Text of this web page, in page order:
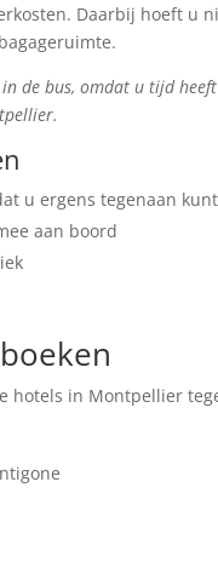
Daarbij hoeft u
de bus, omdat u tijd
u ergens tegenaan
aan boord
hotels in Montpellier